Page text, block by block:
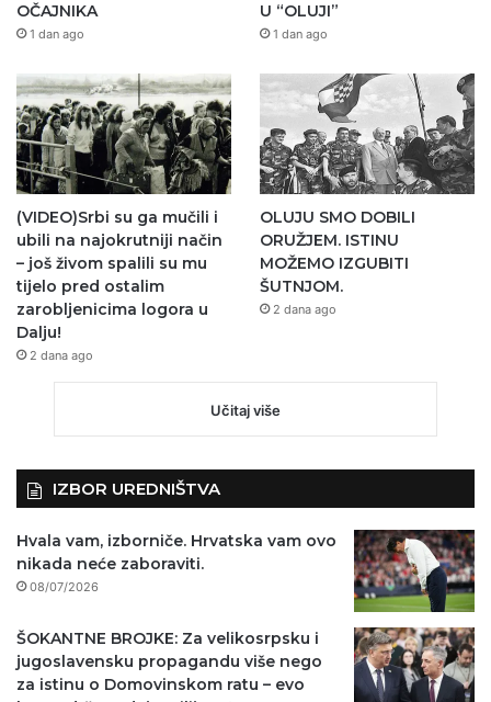
OČAJNIKA
1 dan ago
U “OLUJI”
1 dan ago
(VIDEO)Srbi su ga mučili i
ubili na najokrutniji način
– još živom spalili su mu
tijelo pred ostalim
zarobljenicima logora u
Dalju!
2 dana ago
OLUJU SMO DOBILI
ORUŽJEM. ISTINU
MOŽEMO IZGUBITI
ŠUTNJOM.
2 dana ago
Učitaj više
IZBOR UREDNIŠTVA
Hvala vam, izborniče. Hrvatska vam ovo
nikada neće zaboraviti.
08/07/2026
ŠOKANTNE BROJKE: Za velikosrpsku i
jugoslavensku propagandu više nego
za istinu o Domovinskom ratu – evo